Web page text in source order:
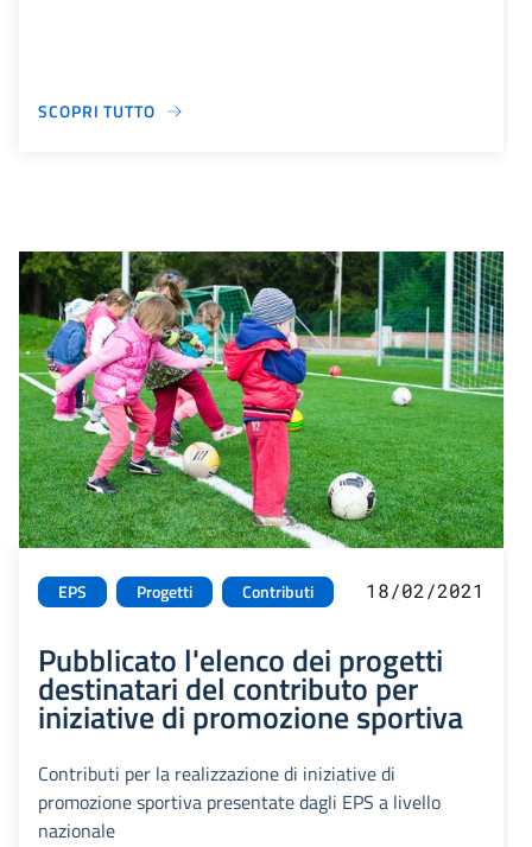
SCOPRI TUTTO
EPS Progetti Contributi 18/02/2021
Pubblicato l'elenco dei progetti
destinatari del contributo per
iniziative di promozione sportiva
Contributi per la realizzazione di iniziative di
promozione sportiva presentate dagli EPS a livello
nazionale